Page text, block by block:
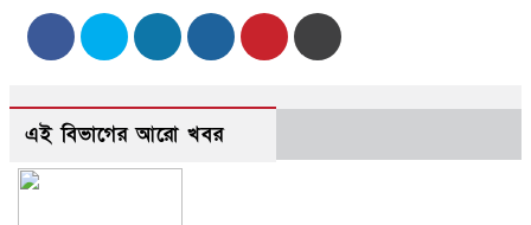
এই বিভাগের আরো খবর